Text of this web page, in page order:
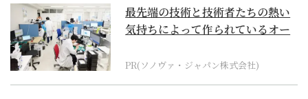
最先端の技術と技術者たちの熱い
気持ちによって作られているオー
PR(ソノヴァ・ジャパン株式会社)